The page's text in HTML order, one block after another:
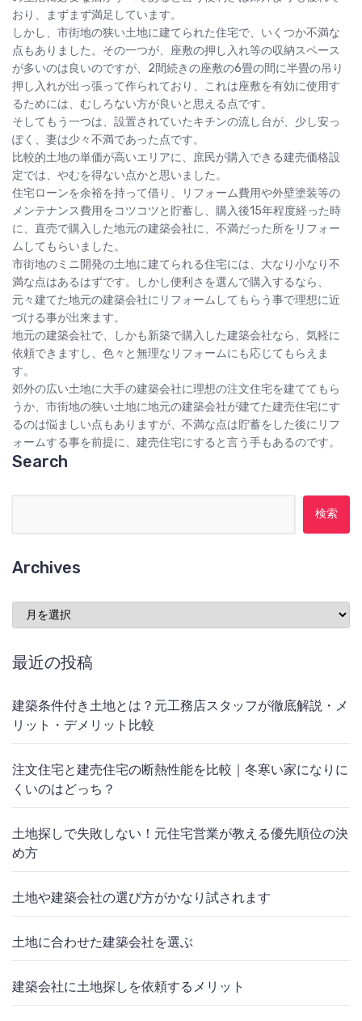
おり、まずまず満足しています。
しかし、市街地の狭い土地に建てられた住宅で、いくつか不満な
点もありました。その一つが、座敷の押し入れ等の収納スペース
が多いのは良いのですが、2間続きの座敷の6畳の間に半畳の吊り
押し入れが出っ張って作られており、これは座敷を有効に使用す
るためには、むしろない方が良いと思える点です。
そしてもう一つは、設置されていたキチンの流し台が、少し安っ
ぽく、妻は少々不満であった点です。
比較的土地の単価が高いエリアに、庶民が購入できる建売価格設
定では、やむを得ない点かと思いました。
住宅ローンを余裕を持って借り、リフォーム費用や外壁塗装等の
メンテナンス費用をコツコツと貯蓄し、購入後15年程度経った時
に、直売で購入した地元の建築会社に、不満だった所をリフォー
ムしてもらいました。
市街地のミニ開発の土地に建てられる住宅には、大なり小なり不
満な点はあるはずです。しかし便利さを選んで購入するなら、
元々建てた地元の建築会社にリフォームしてもらう事で理想に近
づける事が出来ます。
地元の建築会社で、しかも新築で購入した建築会社なら、気軽に
依頼できますし、色々と無理なリフォームにも応じてもらえま
す。
郊外の広い土地に大手の建築会社に理想の注文住宅を建ててもら
うか、市街地の狭い土地に地元の建築会社が建てた建売住宅にす
るのは悩ましい点もありますが、不満な点は貯蓄をした後にリフ
ォームする事を前提に、建売住宅にすると言う手もあるのです。
Search
Archives
Archives
最近の投稿
建築条件付き土地とは？元工務店スタッフが徹底解説・メ
リット・デメリット比較
注文住宅と建売住宅の断熱性能を比較｜冬寒い家になりに
くいのはどっち？
土地探しで失敗しない！元住宅営業が教える優先順位の決
め方
土地や建築会社の選び方がかなり試されます
土地に合わせた建築会社を選ぶ
建築会社に土地探しを依頼するメリット